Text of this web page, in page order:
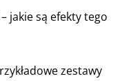
jakie są efekty tego
zestawy